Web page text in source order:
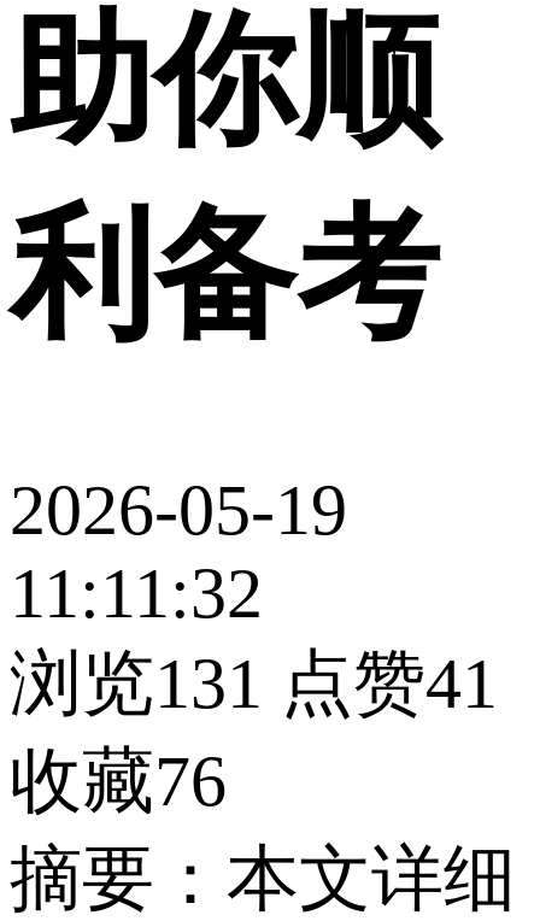
助你顺
利备考
2026-05-19
11:11:32
浏览131 点赞41
收藏76
摘要：本文详细